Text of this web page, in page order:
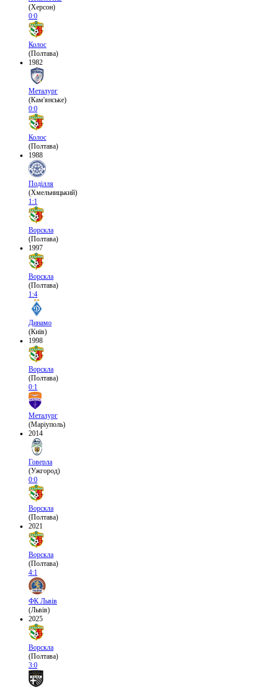
(Херсон)
0:0
Колос
(Полтава)
1982
Металург
(Кам'янське)
0:0
Колос
(Полтава)
1988
Поділля
(Хмельницький)
1:1
Ворскла
(Полтава)
1997
Ворскла
(Полтава)
1:4
Динамо
(Київ)
1998
Ворскла
(Полтава)
0:1
Металург
(Маріуполь)
2014
Говерла
(Ужгород)
0:0
Ворскла
(Полтава)
2021
Ворскла
(Полтава)
4:1
ФК Львів
(Львів)
2025
Ворскла
(Полтава)
3:0